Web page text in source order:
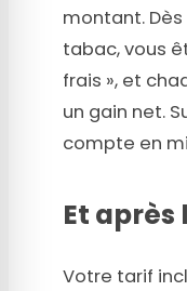
montant.
tabac, vous
frais », et
un gain net.
compte en
Et après
Votre tarif